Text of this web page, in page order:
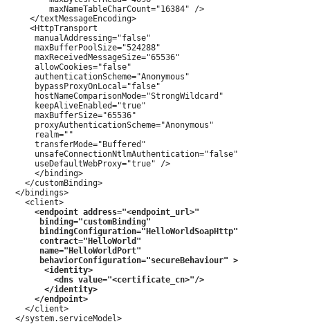
         maxNameTableCharCount="16384" />
     </textMessageEncoding>
     <HttpTransport
      manualAddressing="false"
      maxBufferPoolSize="524288"
      maxReceivedMessageSize="65536"
      allowCookies="false"
      authenticationScheme="Anonymous"
      bypassProxyOnLocal="false"
      hostNameComparisonMode="StrongWildcard"
      keepAliveEnabled="true"
      maxBufferSize="65536"
      proxyAuthenticationScheme="Anonymous"
      realm=""
      transferMode="Buffered"
      unsafeConnectionNtlmAuthentication="false"
      useDefaultWebProxy="true" />
      </binding>
    </customBinding>
  </bindings>
    <client>
<endpoint address="<endpoint_url>"
binding="customBinding"
  bindingConfiguration="HelloWorldSoapHttp"
    contract="HelloWorld"
    name="HelloWorldPort"
behaviorConfiguration="secureBehaviour" >
  <identity>
  <dns value="
<certificate_cn>"/>
  </identity>
</endpoint>
    </client>
  </system.serviceModel>